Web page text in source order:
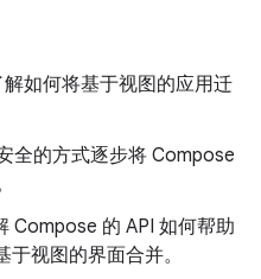
解如何将基于视图的应用迁
全的方式逐步将 Compose
Compose 的 API 如何帮助
视图的界面合并。